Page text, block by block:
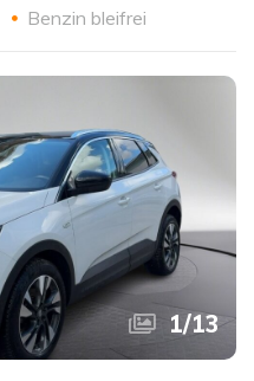
Benzin bleifrei
1/13